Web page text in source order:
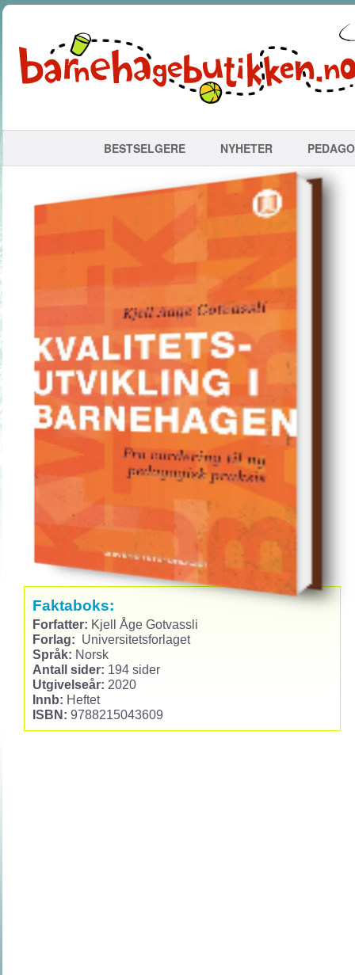
BESTSELGERE NYHETER
Faktaboks:
Forfatter: Kjell Åge Gotvassli
Forlag: Universitetsforlaget
Språk: Norsk
Antall sider: 194 sider
Utgivelseår: 2020
Innb: Heftet
ISBN: 9788215043609